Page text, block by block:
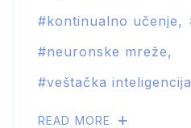
kontinualno učenje
neuronske mreže
veštačka inteligencija
READ MORE